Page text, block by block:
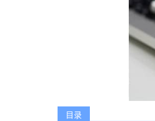
目录